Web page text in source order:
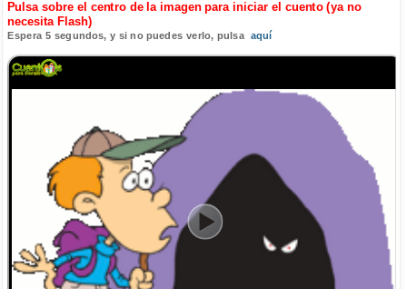
Pulsa sobre el centro de la imagen para iniciar el cuento (ya no
necesita Flash)
Espera 5 segundos, y si no puedes verlo, pulsa aquí